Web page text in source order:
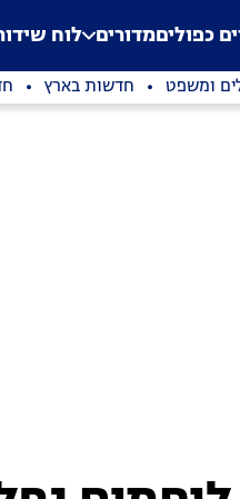
Application error: a
. כפוליםמדורים לוח
ומשפט חדשות בארץ